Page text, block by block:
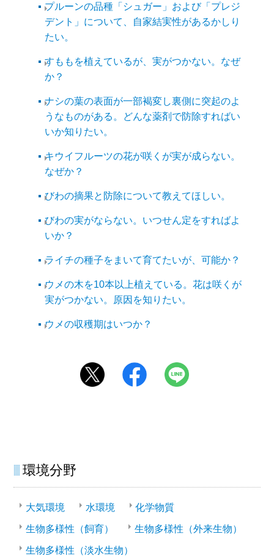
プルーンの品種「シュガー」および「プレジ
デント」について、自家結実性があるかしり
たい。
すももを植えているが、実がつかない。なぜ
か？
ナシの葉の表面が一部褐変し裏側に突起のよ
うなものがある。どんな薬剤で防除すればい
いか知りたい。
キウイフルーツの花が咲くが実が成らない。
なぜか？
びわの摘果と防除について教えてほしい。
びわの実がならない。いつせん定をすればよ
いか？
ライチの種子をまいて育てたいが、可能か？
ウメの木を10本以上植えている。花は咲くが
実がつかない。原因を知りたい。
ウメの収穫期はいつか？
環境分野
大気環境 水環境 化学物質
生物多様性（飼育） 生物多様性（外来生物）
生物多様性（淡水生物）